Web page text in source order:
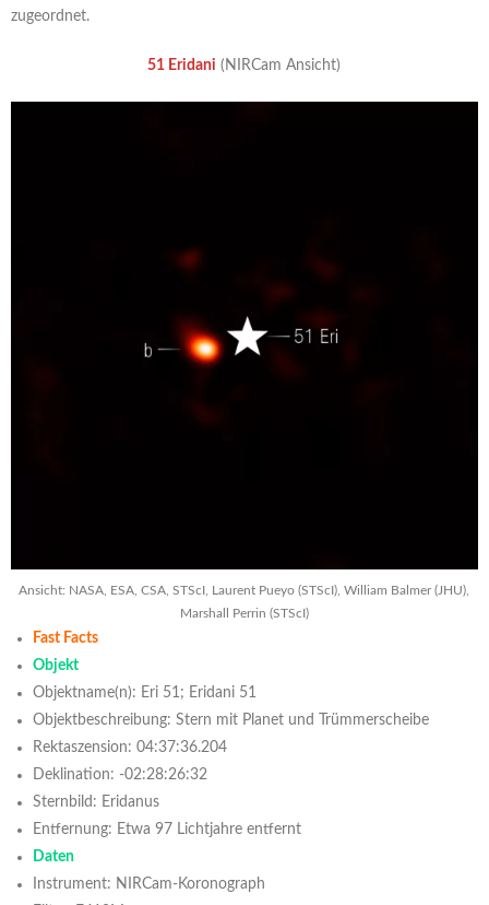
zugeordnet.
51 Eridani (NIRCam Ansicht)
Ansicht: NASA, ESA, CSA, STScI, Laurent Pueyo (STScI), William Balmer (JHU),
Marshall Perrin (STScI)
Fast Facts
Objekt
Objektname(n): Eri 51; Eridani 51
Objektbeschreibung: Stern mit Planet und Trümmerscheibe
Rektaszension: 04:37:36.204
Deklination: -02:28:26:32
Sternbild: Eridanus
Entfernung: Etwa 97 Lichtjahre entfernt
Daten
Instrument: NIRCam-Koronograph